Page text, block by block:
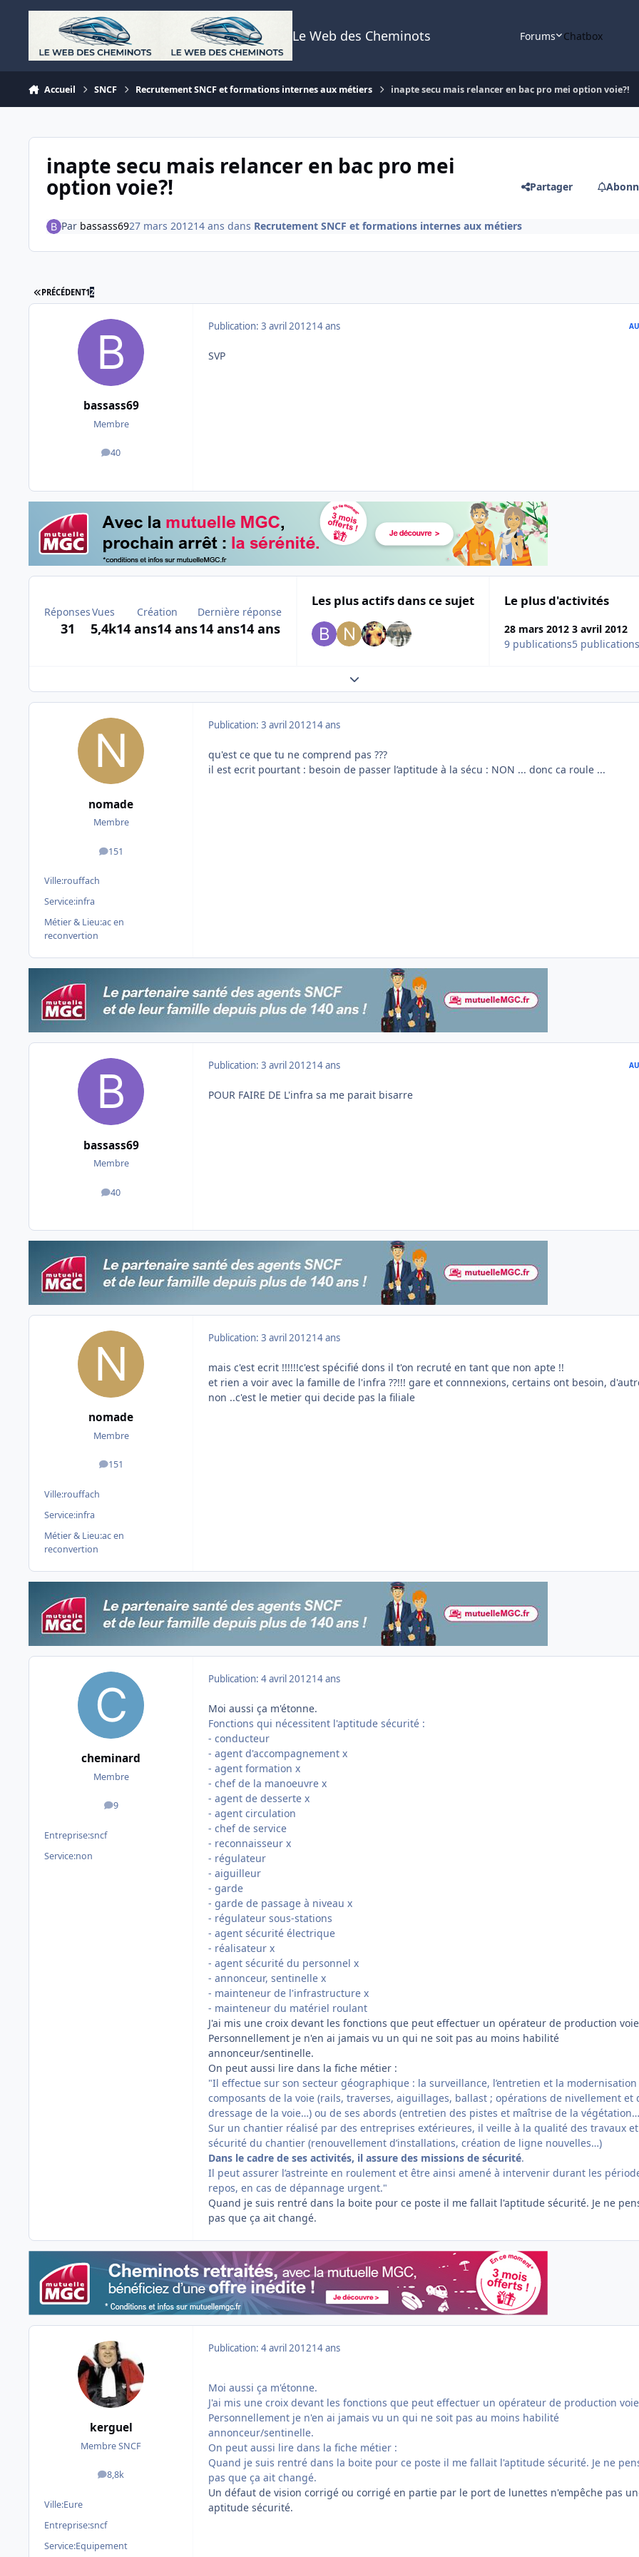
Aller au contenu
Le Web des Cheminots Forums Chatbox
Accueil SNCF Recrutement SNCF et formations internes aux métiers inapte secu mais relancer en bac pro mei option voie?!
inapte secu mais relancer en bac pro mei
option voie?! Partager
Par bassass6927 mars 201214 ans dans Recrutement SNCF et formations internes aux métiers
PREMIÈRE PAGE
PRÉCÉDENT12
bassass69
Membre
40
messages
Publication: 3 avril 201214 ans
SVP
Réponses
31
Vues
5,4k
Création
14 ans14 ans
Dernière réponse
14 ans14 ans
Les plus actifs dans ce sujet Le plus d'activités
28 mars 2012
9 publications
3 avril 2012
5 publications
Expand topic overview
nomade
Membre
151
messages
Ville:rouffach
Service:infra
Métier & Lieu:ac en
reconvertion
Publication: 3 avril 201214 ans
qu'est ce que tu ne comprend pas ???
il est ecrit pourtant : besoin de passer l’aptitude à la sécu : NON ... donc ca roule ...
bassass69
Membre
40
messages
Publication: 3 avril 201214 ans
POUR FAIRE DE L'infra sa me parait bisarre
nomade
Membre
151
messages
Ville:rouffach
Service:infra
Métier & Lieu:ac en
reconvertion
Publication: 3 avril 201214 ans
mais c'est ecrit !!!!!!c'est spécifié dons il t'on recruté en tant que non apte !!
et rien a voir avec la famille de l'infra ??!!! gare et connnexions, certains ont besoin,
non ..c'est le metier qui decide pas la filiale
cheminard
Membre
9
messages
Entreprise:sncf
Service:non
Publication: 4 avril 201214 ans
Moi aussi ça m'étonne.
Fonctions qui nécessitent l'aptitude sécurité :
- conducteur
- agent d'accompagnement x
- agent formation x
- chef de la manoeuvre x
- agent de desserte x
- agent circulation
- chef de service
- reconnaisseur x
- régulateur
- aiguilleur
- garde
- garde de passage à niveau x
- régulateur sous-stations
- agent sécurité électrique
- réalisateur x
- agent sécurité du personnel x
- annonceur, sentinelle x
- mainteneur de l'infrastructure x
- mainteneur du matériel roulant
J'ai mis une croix devant les fonctions que peut effectuer un opérateur de production
Personnellement je n'en ai jamais vu un qui ne soit pas au moins habilité
annonceur/sentinelle.
On peut aussi lire dans la fiche métier :
"Il effectue sur son secteur géographique : la surveillance, l’entretien et la modernisation
composants de la voie (rails, traverses, aiguillages, ballast ; opérations de nivellement et
dressage de la voie…) ou de ses abords (entretien des pistes et maîtrise de la
Sur un chantier réalisé par des entreprises extérieures, il veille à la qualité des travaux
sécurité du chantier (renouvellement d’installations, création de ligne nouvelles…)
Dans le cadre de ses activités, il assure des missions de sécurité.
Il peut assurer l’astreinte en roulement et être ainsi amené à intervenir durant les
repos, en cas de dépannage urgent."
Quand je suis rentré dans la boite pour ce poste il me fallait l'aptitude sécurité. Je ne
pas que ça ait changé.
kerguel
Membre SNCF
8,8k
messages
Ville:Eure
Entreprise:sncf
Service:Equipement
Publication: 4 avril 201214 ans
Moi aussi ça m'étonne.
J'ai mis une croix devant les fonctions que peut effectuer un opérateur de production
Personnellement je n'en ai jamais vu un qui ne soit pas au moins habilité
annonceur/sentinelle.
On peut aussi lire dans la fiche métier :
Quand je suis rentré dans la boite pour ce poste il me fallait l'aptitude sécurité. Je ne
pas que ça ait changé.
Un défaut de vision corrigé ou corrigé en partie par le port de lunettes n'empêche pas
aptitude sécurité.